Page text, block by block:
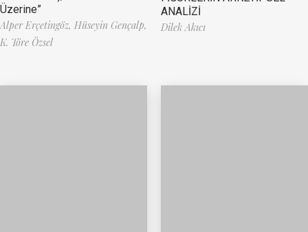
Üzerine”
Alper Erçetingöz, Hüseyin Gençalp,
K. Töre Özsel
ANALİZİ
Dilek Akıcı